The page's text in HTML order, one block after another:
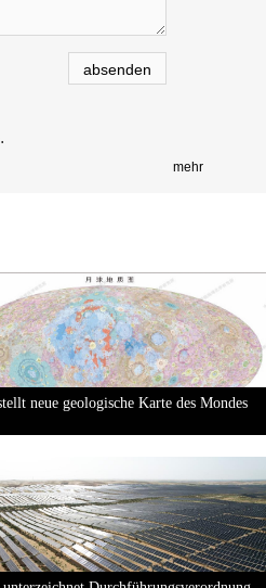
mehr